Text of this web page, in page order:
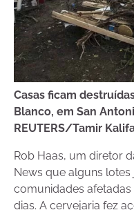
Casas ficam
Blanco, em San
REUTERS/Tamir
Rob Haas, um diretor
News que alguns
comunidades
dias. A cervejaria fez